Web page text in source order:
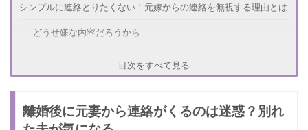
シンプルに連絡とりたくない！元嫁からの連絡を無視する理由とは
どうせ嫌な内容だろうから
元旦那から連絡を無視されていてショック...どうすれば連絡くれる
の？
目次をすべて見る
離婚後に元妻から連絡がくるのは迷惑？別れ